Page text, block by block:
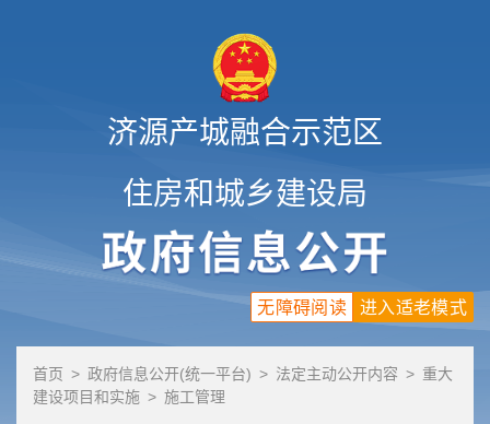
济源产城融合示范区
住房和城乡建设局
进入适老模式
无障碍阅读
首页 > 政府信息公开(统一平台) > 法定主动公开内容 > 重大
建设项目和实施 > 施工管理